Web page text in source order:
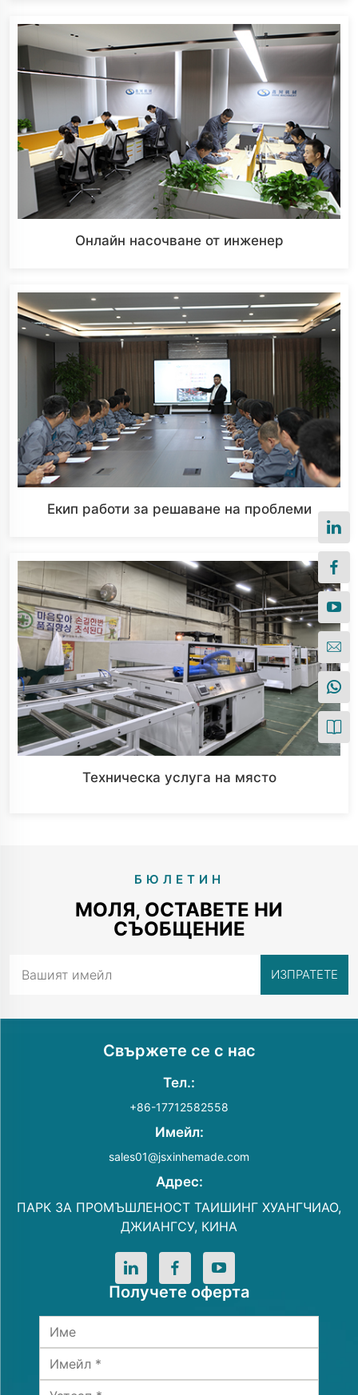
Онлайн насочване от инженер
Екип работи за решаване на проблеми
Техническа услуга на място
БЮЛЕТИН
МОЛЯ, ОСТАВЕТЕ НИ
СЪОБЩЕНИЕ
Свържете се с нас
Тел.:
+86-17712582558
Имейл:
sales01@jsxinhemade.com
Адрес:
ПАРК ЗА ПРОМЪШЛЕНОСТ ТАИШИНГ ХУАНГЧИАО,
ДЖИАНГСУ, КИНА
Получете оферта